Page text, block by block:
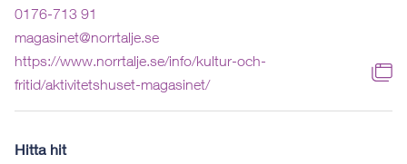
0176-713 91
magasinet@norrtalje.se
https://www.norrtalje.se/info/kultur-och-
fritid/aktivitetshuset-magasinet/
Hitta hit